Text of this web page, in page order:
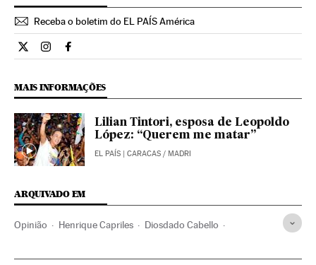
Receba o boletim do EL PAÍS América
Opiniao El País Brasil en Twitter
Opiniao El País Brasil en Instagram
Opiniao El País Brasil en Facebook
MAIS INFORMAÇÕES
Lilian Tintori, esposa de Leopoldo
López: “Querem me matar”
EL PAÍS | CARACAS / MADRI
ARQUIVADO EM
Opinião Henrique Capriles Diosdado Cabello